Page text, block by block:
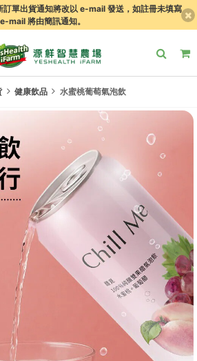
訂單出貨通知將改以 e-mail 發送，如註冊未填寫
e-mail 將由簡訊通知。
健康飲品 水蜜桃葡萄氣泡飲